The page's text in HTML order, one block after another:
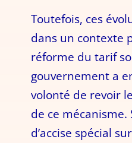
Toutefois, ces
dans un contexte
réforme du tarif
gouvernement a
volonté de revoir
de ce
d’accise spécial